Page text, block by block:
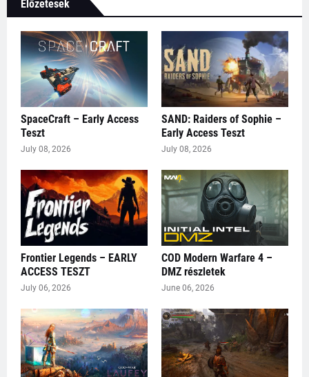
Előzetesek
SpaceCraft – Early Access
Teszt
July 08, 2026
SAND: Raiders of Sophie –
Early Access Teszt
July 08, 2026
Frontier Legends – EARLY
ACCESS TESZT
July 06, 2026
COD Modern Warfare 4 –
DMZ részletek
June 06, 2026